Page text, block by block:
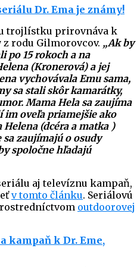
Dr. Ema je známy!
trojlístku prirovnáva k
rodu Gilmorovcov. „Ak by
po 15 rokoch a na
(Kronerová) a jej
vychovávala Emu sama,
sa stali skôr kamarátky,
Mama Hela sa zaujíma
im oveľa priamejšie ako
Helena (dcéra a matka )
zaujímajú o osudy
spoločne hľadajú
aj televíznu kampaň,
v tomto článku. Seriálovú
outdoorovej
kampaň k Dr. Eme,